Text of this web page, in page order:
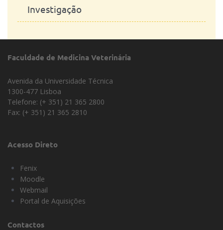
Investigação
Faculdade de Medicina Veterinária
Avenida da Universidade Técnica
1300-477 Lisboa
Telefone: (+ 351) 21 365 2800
Fax: (+ 351) 21 365 2810
Acesso Direto
Fenix
Moodle
Webmail
Portal de Aquisições
Contactos